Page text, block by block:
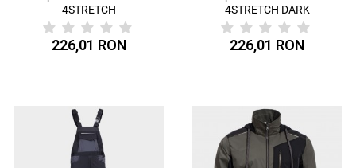
4STRETCH
GRI/NEGRU/PETROL
226,01 RON
4STRETCH DARK
BLUE/BLACK/RED
226,01 RON